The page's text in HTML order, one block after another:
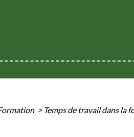
> Temps de travail dans la